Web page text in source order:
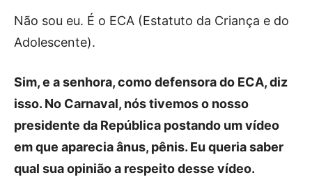
Não sou eu. É o ECA (Estatuto da Criança e do
Adolescente).
Sim, e a senhora, como defensora do ECA, diz
isso. No Carnaval, nós tivemos o nosso
presidente da República postando um vídeo
em que aparecia ânus, pênis. Eu queria saber
qual sua opinião a respeito desse vídeo.